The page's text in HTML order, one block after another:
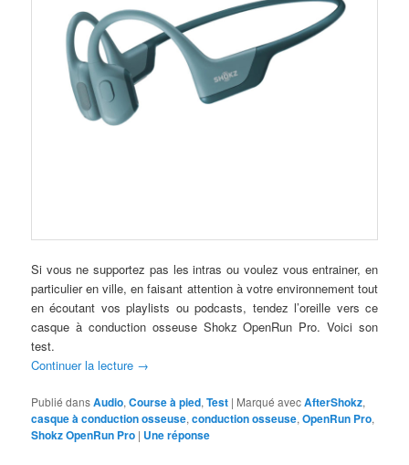
Si vous ne supportez pas les intras ou voulez vous entrainer, en
particulier en ville, en faisant attention à votre environnement tout
en écoutant vos playlists ou podcasts, tendez l’oreille vers ce
casque à conduction osseuse Shokz OpenRun Pro. Voici son
test.
Continuer la lecture →
Publié dansAudio,Course à pied,Test | Marqué avecAfterShokz,
casque à conduction osseuse,conduction osseuse,OpenRun Pro,
Shokz OpenRun Pro | Uneréponse